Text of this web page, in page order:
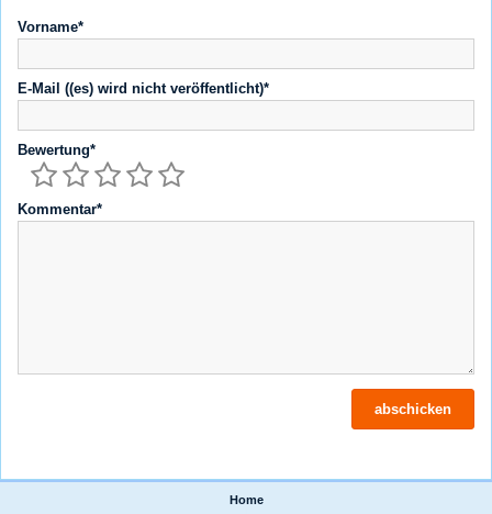
Vorname*
E-Mail ((es) wird nicht veröffentlicht)*
Bewertung*
Kommentar*
Home